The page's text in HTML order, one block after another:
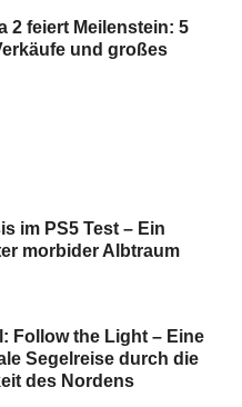
2 feiert Meilenstein: 5
und großes
im PS5 Test – Ein
morbider Albtraum
Follow the Light – Eine
Segelreise durch die
des Nordens